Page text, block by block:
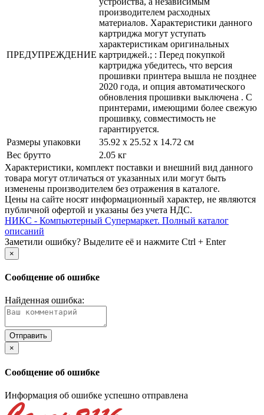
ПРЕДУПРЕЖДЕНИЕ
производителем расходных
материалов. Характеристики данного
картриджа могут уступать
характеристикам оригинальных
картриджей.; : Перед покупкой
картриджа убедитесь, что версия
прошивки принтера вышла не позднее
2020 года, и опция автоматического
обновления прошивки выключена . С
принтерами, имеющими более свежую
прошивку, совместимость не
гарантируется.
Размеры упаковки
35.92 x 25.52 x 14.72 см
Вес брутто
2.05 кг
Xарактеристики, комплект поставки и внешний вид данного
товара могут отличаться от указанных или могут быть
изменены производителем без отражения в каталоге.
Цены на сайте носят информационный характер, не являются
публичной офертой и указаны без учета НДС.
НИКС - Компьютерный Cупермаркет. Полный каталог
описаний
Заметили ошибку? Выделите её и нажмите Ctrl + Enter
×
Сообщение об ошибке
Найденная ошибка:
×
Сообщение об ошибке
Информация об ошибке успешно отправлена